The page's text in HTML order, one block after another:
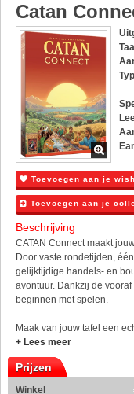
Catan
Toevoegen aan je
Toevoegen aan je
Beschrijving
CATAN Connect maakt
Door vaste rondetijden,
gelijktijdige handels- en
avontuur. Dankzij de
beginnen met spelen.
Maak van jouw tafel een
+ Lees meer
Prijzen
Winkel